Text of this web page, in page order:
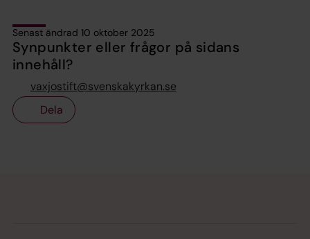
Senast ändrad 10 oktober 2025
Synpunkter eller frågor på sidans
innehåll?
vaxjostift@svenskakyrkan.se
Dela